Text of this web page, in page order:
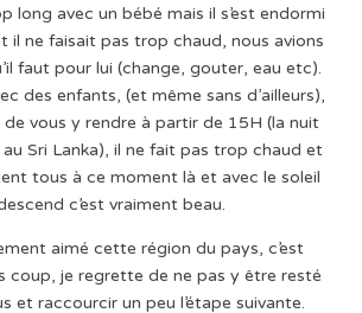
long avec un bébé mais il s’est endormi
il ne faisait pas trop chaud, nous avions
faut pour lui (change, gouter, eau etc).
des enfants, (et même sans d’ailleurs),
de vous y rendre à partir de 15H (la nuit
Sri Lanka), il ne fait pas trop chaud et
tous à ce moment là et avec le soleil
c’est vraiment beau.
aimé cette région du pays, c’est
coup, je regrette de ne pas y être resté
et raccourcir un peu l’étape suivante.